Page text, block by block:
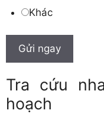
Khác
Gửi ngay
Tra cứu
hoạch